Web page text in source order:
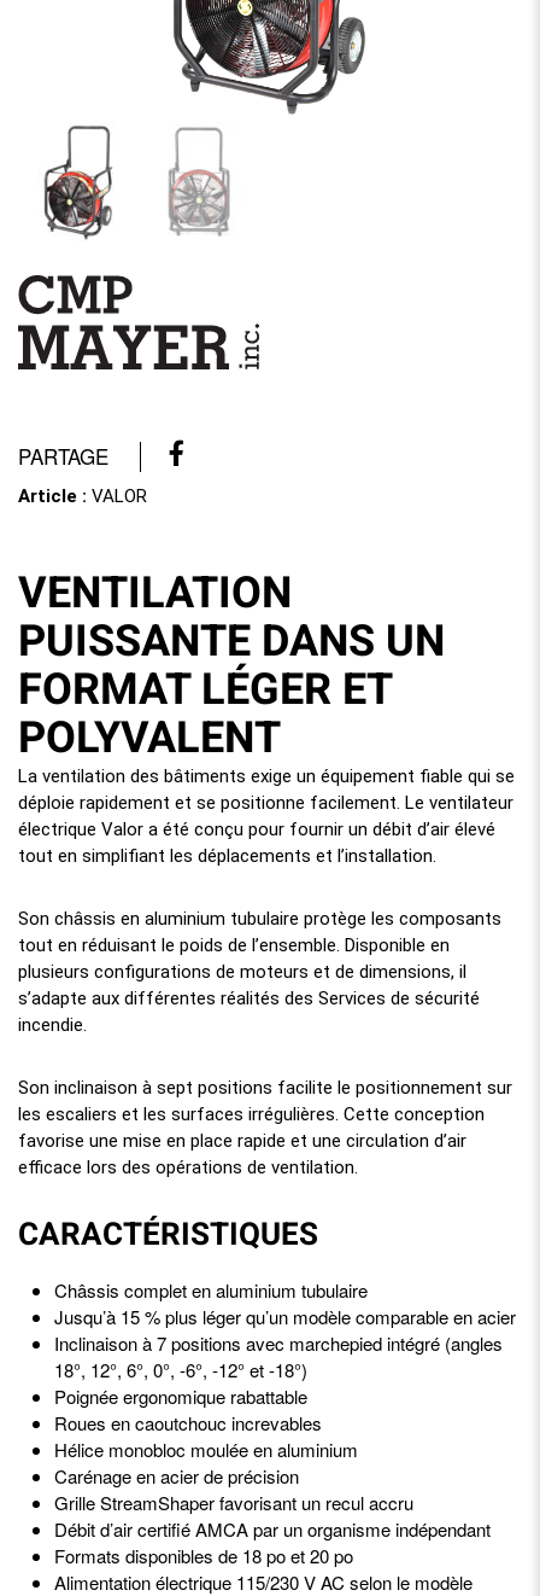
PARTAGE
Article : VALOR
VENTILATION
PUISSANTE DANS UN
FORMAT LÉGER ET
POLYVALENT
La ventilation des bâtiments exige un équipement fiable qui se
déploie rapidement et se positionne facilement. Le ventilateur
électrique Valor a été conçu pour fournir un débit d’air élevé
tout en simplifiant les déplacements et l’installation.
Son châssis en aluminium tubulaire protège les composants
tout en réduisant le poids de l’ensemble. Disponible en
plusieurs configurations de moteurs et de dimensions, il
s’adapte aux différentes réalités des Services de sécurité
incendie.
Son inclinaison à sept positions facilite le positionnement sur
les escaliers et les surfaces irrégulières. Cette conception
favorise une mise en place rapide et une circulation d’air
efficace lors des opérations de ventilation.
CARACTÉRISTIQUES
Châssis complet en aluminium tubulaire
Jusqu’à 15 % plus léger qu’un modèle comparable en acier
Inclinaison à 7 positions avec marchepied intégré (angles
18°, 12°, 6°, 0°, -6°, -12° et -18°)
Poignée ergonomique rabattable
Roues en caoutchouc increvables
Hélice monobloc moulée en aluminium
Carénage en acier de précision
Grille StreamShaper favorisant un recul accru
Débit d’air certifié AMCA par un organisme indépendant
Formats disponibles de 18 po et 20 po
Alimentation électrique 115/230 V AC selon le modèle